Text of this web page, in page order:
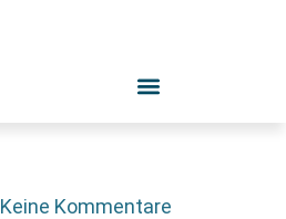
Keine Kommentare